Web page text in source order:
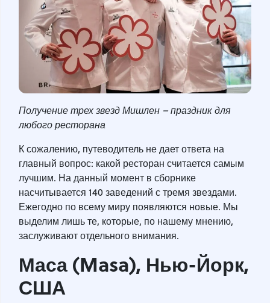
Получение трех звезд Мишлен – праздник для
любого ресторана
К сожалению, путеводитель не дает ответа на
главный вопрос: какой ресторан считается самым
лучшим. На данный момент в сборнике
насчитывается 140 заведений с тремя звездами.
Ежегодно по всему миру появляются новые. Мы
выделим лишь те, которые, по нашему мнению,
заслуживают отдельного внимания.
Маса (Masa), Нью-Йорк,
США